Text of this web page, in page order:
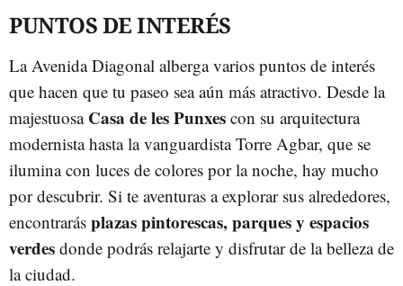
PUNTOS DE INTERÉS
La Avenida Diagonal alberga varios puntos de interés
que hacen que tu paseo sea aún más atractivo. Desde la
majestuosa Casa de les Punxes con su arquitectura
modernista hasta la vanguardista Torre Agbar, que se
ilumina con luces de colores por la noche, hay mucho
por descubrir. Si te aventuras a explorar sus alrededores,
encontrarás plazas pintorescas, parques y espacios
verdes donde podrás relajarte y disfrutar de la belleza de
la ciudad.